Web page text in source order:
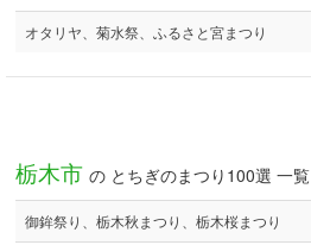
オタリヤ、菊水祭、ふるさと宮まつり
栃木市 の とちぎのまつり100選 一覧
御鉾祭り、栃木秋まつり、栃木桜まつり